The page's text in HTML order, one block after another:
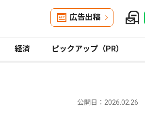
広告出稿
経済 ピックアップ（PR）
公開日：2026.02.26